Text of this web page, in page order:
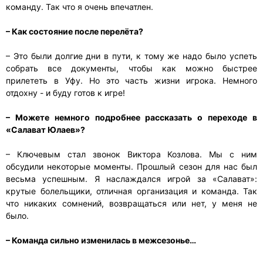
команду. Так что я очень впечатлен.
– Как состояние после перелёта?
– Это были долгие дни в пути, к тому же надо было успеть
собрать все документы, чтобы как можно быстрее
прилететь в Уфу. Но это часть жизни игрока. Немного
отдохну - и буду готов к игре!
– Можете немного подробнее рассказать о переходе в
«Салават Юлаев»?
– Ключевым стал звонок Виктора Козлова. Мы с ним
обсудили некоторые моменты. Прошлый сезон для нас был
весьма успешным. Я наслаждался игрой за «Салават»:
крутые болельщики, отличная организация и команда. Так
что никаких сомнений, возвращаться или нет, у меня не
было.
– Команда сильно изменилась в межсезонье…